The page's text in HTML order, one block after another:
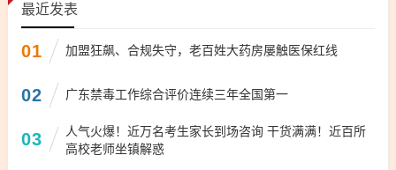
最近发表
01 加盟狂飙、合规失守，老百姓大药房屡触医保红线
02 广东禁毒工作综合评价连续三年全国第一
03
人气火爆！近万名考生家长到场咨询 干货满满！近百所
高校老师坐镇解惑